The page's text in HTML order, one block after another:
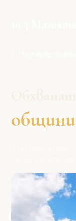
общини